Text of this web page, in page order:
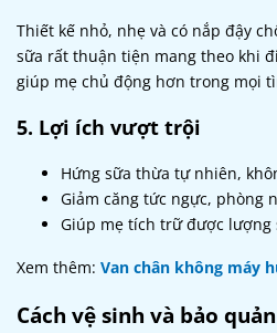
Thiết kế nhỏ, nhẹ và có nắp đậy
sữa rất thuận tiện mang theo khi
giúp mẹ chủ động hơn trong mọi
5. Lợi ích vượt trội
Hứng sữa thừa tự nhiên,
Giảm căng tức ngực, phòng
Giúp mẹ tích trữ được lượng
Xem thêm: Van chân không máy
Cách vệ sinh và bảo